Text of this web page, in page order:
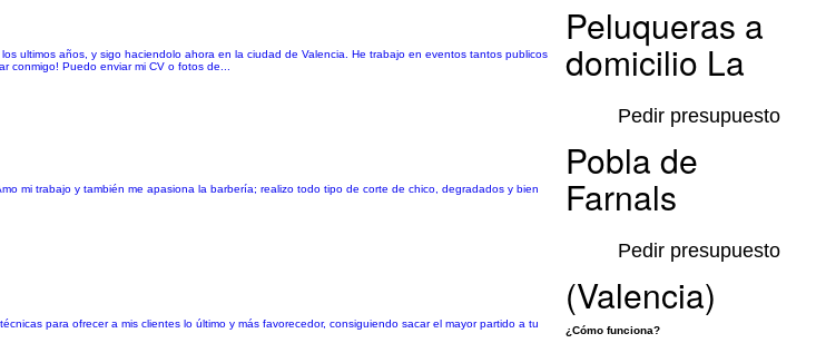
ultimos años, y sigo haciendolo ahora en la ciudad de Valencia. He trabajo en eventos tantos publicos
conmigo! Puedo enviar mi CV o fotos de...
mi trabajo y también me apasiona la barbería; realizo todo tipo de corte de chico, degradados y bien
Pedir presupuesto
para ofrecer a mis clientes lo último y más favorecedor, consiguiendo sacar el mayor partido a tu
Pedir presupuesto
Peluqueras a
domicilio La
Pobla de
Farnals
(Valencia)
¿Cómo funciona?